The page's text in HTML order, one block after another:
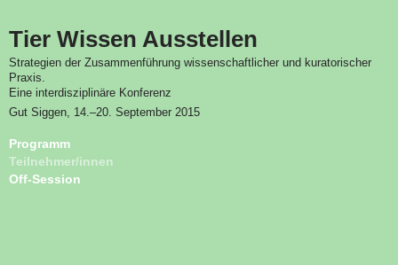
Tier Wissen Ausstellen
Strategien der Zusammenführung wissenschaftlicher und kuratorischer
Praxis.
Eine interdisziplinäre Konferenz
Gut Siggen, 14.–20. September 2015
Programm
Teilnehmer/innen
Off-Session